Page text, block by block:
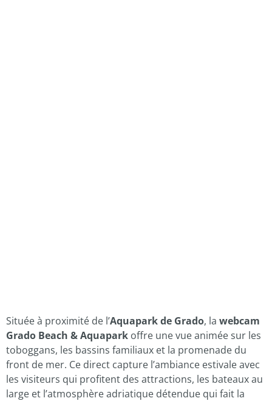
Située à proximité de l’Aquapark de Grado, la webcam
Grado Beach & Aquapark offre une vue animée sur les
toboggans, les bassins familiaux et la promenade du
front de mer. Ce direct capture l’ambiance estivale avec
les visiteurs qui profitent des attractions, les bateaux au
large et l’atmosphère adriatique détendue qui fait la